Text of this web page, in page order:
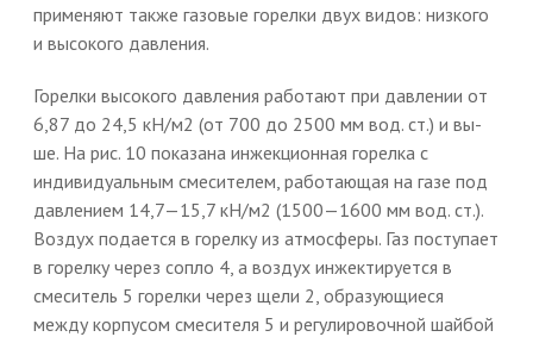
применяют также газовые горелки двух видов: низкого
и высокого давления.
Горелки высокого давления работают при давлении от
6,87 до 24,5 кН/м2 (от 700 до 2500 мм вод. ст.) и вы-
ше. На рис. 10 показана инжекционная горелка с
индивидуальным смесителем, работающая на газе под
давлением 14,7—15,7 кН/м2 (1500—1600 мм вод. ст.).
Воздух подается в горелку из атмосферы. Газ поступает
в горелку через сопло 4, а воздух инжектируется в
смеситель 5 горелки через щели 2, образующиеся
между корпусом смесителя 5 и регулировочной шайбой